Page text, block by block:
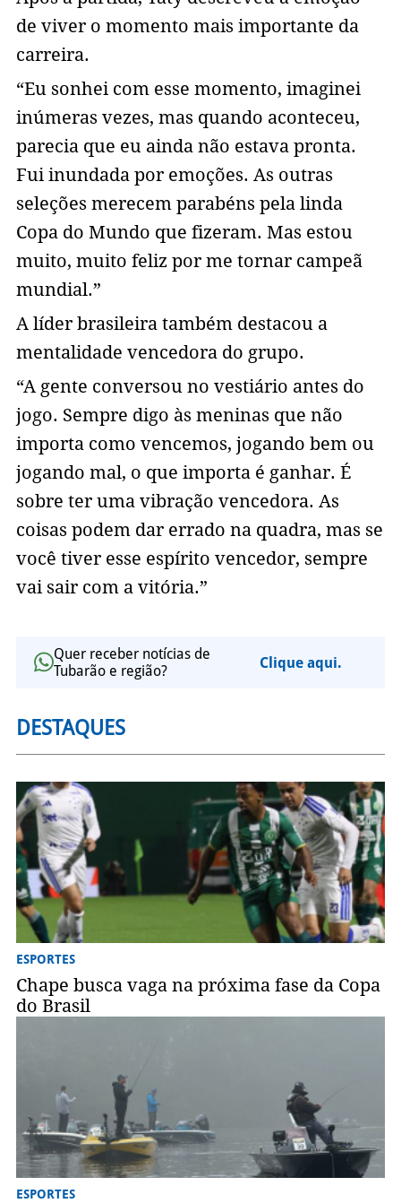
de viver o momento mais importante da
carreira.
“Eu sonhei com esse momento, imaginei
inúmeras vezes, mas quando aconteceu,
parecia que eu ainda não estava pronta.
Fui inundada por emoções. As outras
seleções merecem parabéns pela linda
Copa do Mundo que fizeram. Mas estou
muito, muito feliz por me tornar campeã
mundial.”
A líder brasileira também destacou a
mentalidade vencedora do grupo.
“A gente conversou no vestiário antes do
jogo. Sempre digo às meninas que não
importa como vencemos, jogando bem ou
jogando mal, o que importa é ganhar. É
sobre ter uma vibração vencedora. As
coisas podem dar errado na quadra, mas se
você tiver esse espírito vencedor, sempre
vai sair com a vitória.”
Quer receber notícias de
Tubarão e região?
Clique aqui.
DESTAQUES
ESPORTES
Chape busca vaga na próxima fase da Copa
do Brasil
ESPORTES